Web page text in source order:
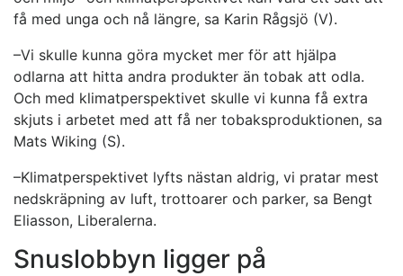
få med unga och nå längre, sa Karin Rågsjö (V).
–Vi skulle kunna göra mycket mer för att hjälpa
odlarna att hitta andra produkter än tobak att odla.
Och med klimatperspektivet skulle vi kunna få extra
skjuts i arbetet med att få ner tobaksproduktionen, sa
Mats Wiking (S).
–Klimatperspektivet lyfts nästan aldrig, vi pratar mest
nedskräpning av luft, trottoarer och parker, sa Bengt
Eliasson, Liberalerna.
Snuslobbyn ligger på